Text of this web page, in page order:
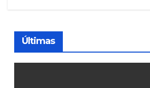
Últimas